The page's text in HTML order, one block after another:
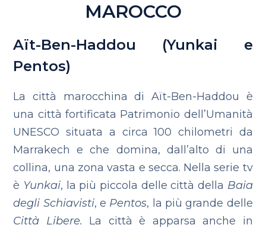
MAROCCO
Aït-Ben-Haddou (Yunkai e
Pentos)
La città marocchina di Aït-Ben-Haddou è
una città fortificata Patrimonio dell’Umanità
UNESCO situata a circa 100 chilometri da
Marrakech e che domina, dall’alto di una
collina, una zona vasta e secca. Nella serie tv
è Yunkai, la più piccola delle città della Baia
degli Schiavisti, e Pentos, la più grande delle
Città Libere. La città è apparsa anche in